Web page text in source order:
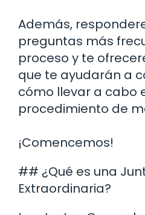
Además,
preguntas más
proceso y te
que te ayudarán a
cómo llevar a cabo
procedimiento de
¡Comencemos!
## ¿Qué es una
Extraordinaria?